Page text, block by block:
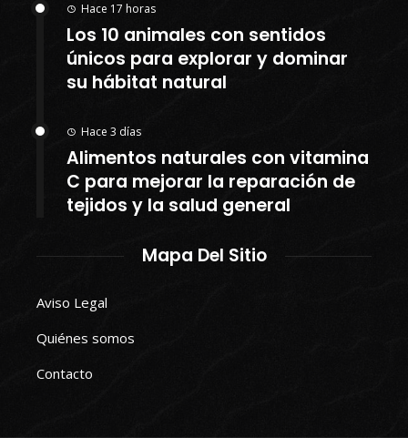
Hace 17 horas
Los 10 animales con sentidos
únicos para explorar y dominar
su hábitat natural
Hace 3 días
Alimentos naturales con vitamina
C para mejorar la reparación de
tejidos y la salud general
Mapa Del Sitio
Aviso Legal
Quiénes somos
Contacto